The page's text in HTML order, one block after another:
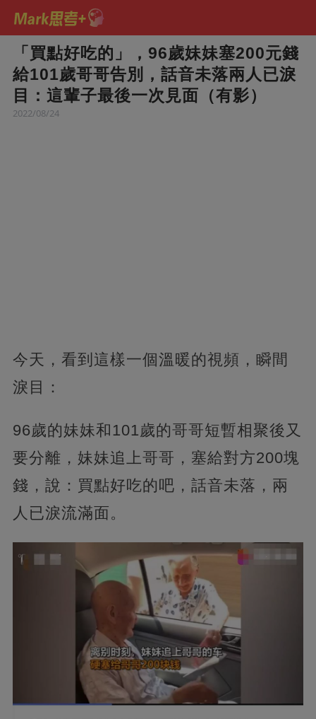
「買點好吃的」，96歲妹妹塞200元錢
給101歲哥哥告別，話音未落兩人已淚
目：這輩子最後一次見面（有影）
2022/08/24
今天，看到這樣一個溫暖的視頻，瞬間
淚目：
96歲的妹妹和101歲的哥哥短暫相聚後又
要分離，妹妹追上哥哥，塞給對方200塊
錢，說：買點好吃的吧，話音未落，兩
人已淚流滿面。